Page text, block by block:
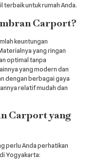
terbaik untuk rumah Anda.
Carport?
keuntungan
yang ringan
optimal tanpa
yang modern dan
dengan berbagai gaya
relatif mudah dan
Carport yang
perlu Anda perhatikan
Yogyakarta: